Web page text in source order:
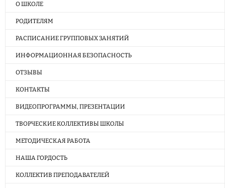
О ШКОЛЕ
РОДИТЕЛЯМ
РАСПИСАНИЕ ГРУППОВЫХ ЗАНЯТИЙ
ИНФОРМАЦИОННАЯ БЕЗОПАСНОСТЬ
ОТЗЫВЫ
КОНТАКТЫ
ВИДЕОПРОГРАММЫ, ПРЕЗЕНТАЦИИ
ТВОРЧЕСКИЕ КОЛЛЕКТИВЫ ШКОЛЫ
МЕТОДИЧЕСКАЯ РАБОТА
НАША ГОРДОСТЬ
КОЛЛЕКТИВ ПРЕПОДАВАТЕЛЕЙ